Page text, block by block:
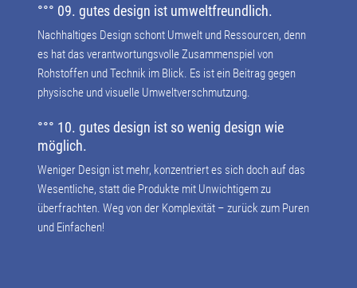
°°° 09. gutes design ist umweltfreundlich.
Nachhaltiges Design schont Umwelt und Ressourcen, denn
es hat das verantwortungsvolle Zusammenspiel von
Rohstoffen und Technik im Blick. Es ist ein Beitrag gegen
physische und visuelle Umweltverschmutzung.
°°° 10. gutes design ist so wenig design wie
möglich.
Weniger Design ist mehr, konzentriert es sich doch auf das
Wesentliche, statt die Produkte mit Unwichtigem zu
überfrachten. Weg von der Komplexität – zurück zum Puren
und Einfachen!